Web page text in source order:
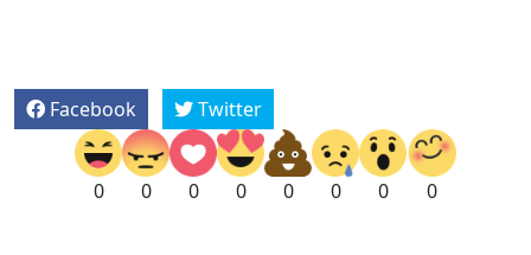
Facebook Twitter
0 0 0 0 0 0 0 0